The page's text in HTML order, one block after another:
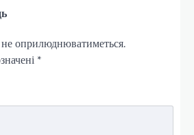
оприлюднюватиметься.
*